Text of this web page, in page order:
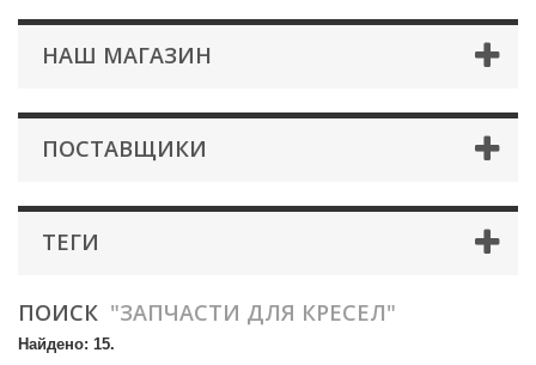
НАШ МАГАЗИН
ПОСТАВЩИКИ
ТЕГИ
ПОИСК "ЗАПЧАСТИ ДЛЯ КРЕСЕЛ"
Найдено: 15.